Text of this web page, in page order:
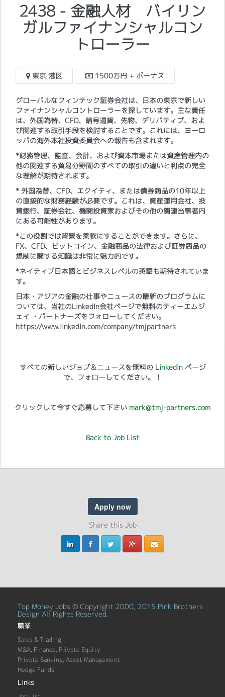
2438 - 金融人材 バイリン
ガルファイナンシャルコン
トローラー
東京 港区 1500万円 + ボーナス
グローバルなフィンテック証券会社は、日本の東京で新しい
ファイナンシャルコントローラーを探しています。主な責任
は、外国為替、CFD、暗号通貨、先物、デリバティブ、およ
び関連する取引手段を検討することです。これには、ヨーロ
ッパの海外本社投資委員会への報告も含まれます。
*財務管理、監査、会計、および資本市場または資産管理内の
他の関連する貿易分野間のすべての取引の違いと利点の完全
な理解が期待されます。
* 外国為替、CFD、エクイティ、または債券商品の10年以上
の直接的な財務経験が必要です。これは、資産運用会社、投
資銀行、証券会社、機関投資家およびその他の関連当事者内
にある可能性があります。
*この役割では背景を柔軟にすることができます。さらに、
FX、CFD、ビットコイン、金融商品の法律および証券商品の
規制に関する知識は非常に魅力的です。
*ネイティブ日本語とビジネスレベルの英語も期待されていま
す。
日本・アジアの金融の仕事やニュースの最新のプログラムに
ついては、当社のLinkedIn会社ページで無料のティーエムジ
ェイ ・パートナーズをフォローしてください。
https://www.linkedin.com/company/tmjpartners
すべての新しいジョブ＆ニュースを無料の LinkedInページ
で、フォローしてください。！
クリックして今すぐ応募して下さい mark@tmj-partners.com
Back to Job List
Apply now
Share this Job
Top Money Jobs © Copyright 2000, 2015 Pink Brothers
Design All Rights Reserved.
職業
Sales & Trading
M&A, Finance, Private Equity
Private Banking, Asset Management
Hedge Funds
Links